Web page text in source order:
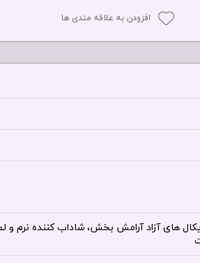
افزودن به علاقه مندی ها
های آزاد آرامش بخش، شاداب کننده